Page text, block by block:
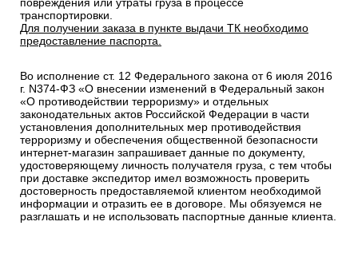
повреждения или утраты груза в процессе
транспортировки.
Для получении заказа в пункте выдачи ТК необходимо
предоставление паспорта.
Во исполнение ст. 12 Федерального закона от 6 июля 2016
г. N374-ФЗ «О внесении изменений в Федеральный закон
«О противодействии терроризму» и отдельных
законодательных актов Российской Федерации в части
установления дополнительных мер противодействия
терроризму и обеспечения общественной безопасности
интернет-магазин запрашивает данные по документу,
удостоверяющему личность получателя груза, с тем чтобы
при доставке экспедитор имел возможность проверить
достоверность предоставляемой клиентом необходимой
информации и отразить ее в договоре. Мы обязуемся не
разглашать и не использовать паспортные данные клиента.